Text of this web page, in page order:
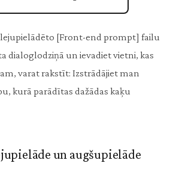
[Front-end prompt] failu
dialoglodziņā un ievadiet vietni, kas
varat rakstīt: Izstrādājiet man
kurā parādītas dažādas kaķu
un augšupielāde